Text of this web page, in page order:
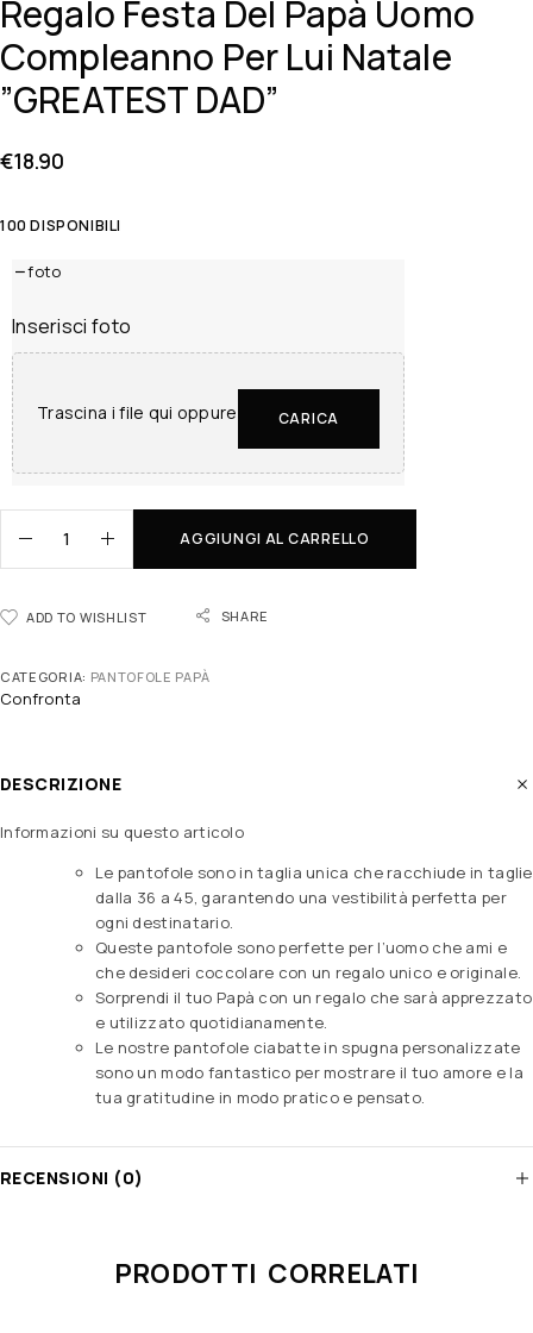
Regalo Festa Del Papà Uomo
Compleanno Per Lui Natale
”GREATEST DAD”
€18.90
100 DISPONIBILI
foto
Inserisci foto
Trascina i file qui oppure CARICA
AGGIUNGI AL CARRELLO
ADD TO WISHLIST SHARE
CATEGORIA: PANTOFOLE PAPÀ
Confronta
DESCRIZIONE
Informazioni su questo articolo
Le pantofole sono in taglia unica che racchiude in taglie
dalla 36 a 45, garantendo una vestibilità perfetta per
ogni destinatario.
Queste pantofole sono perfette per l’uomo che ami e
che desideri coccolare con un regalo unico e originale.
Sorprendi il tuo Papà con un regalo che sarà apprezzato
e utilizzato quotidianamente.
Le nostre pantofole ciabatte in spugna personalizzate
sono un modo fantastico per mostrare il tuo amore e la
tua gratitudine in modo pratico e pensato.
RECENSIONI (0)
PRODOTTI CORRELATI